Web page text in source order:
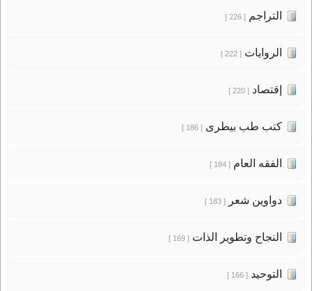
التراجم[ 226 ]
الروايات[ 222 ]
إقتصاد[ 220 ]
كتب طب بيطرى[ 186 ]
الفقه العام[ 184 ]
دواوين شعر[ 183 ]
النجاح وتطوير الذات[ 169 ]
التوحيد[ 166 ]